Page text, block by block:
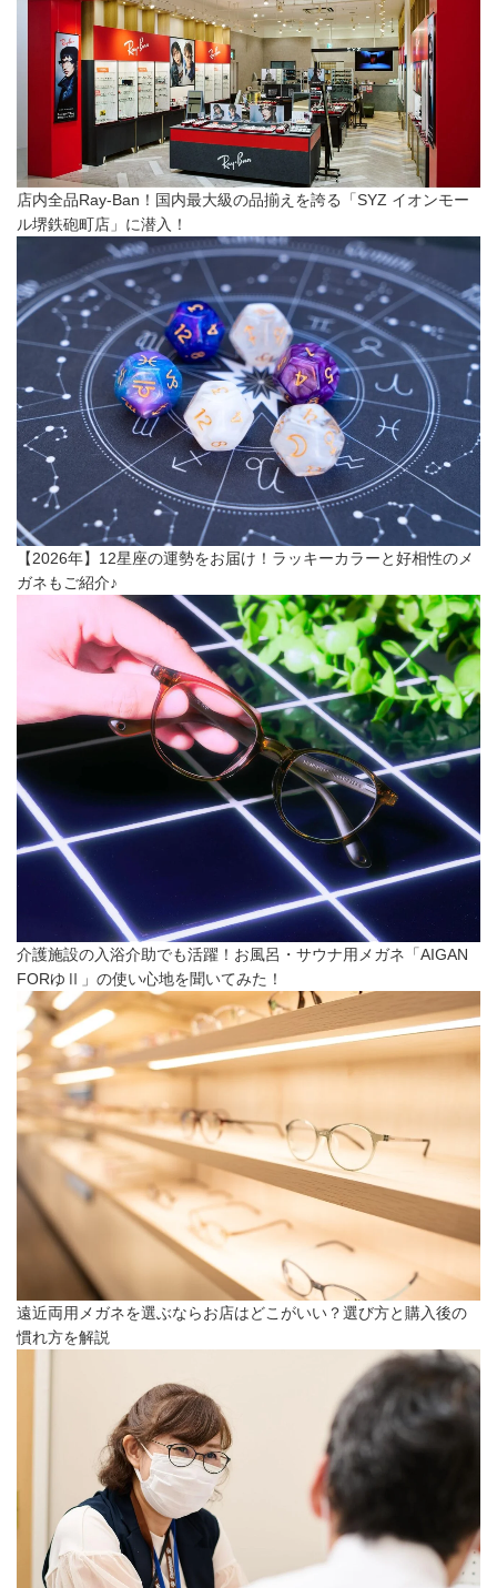
店内全品Ray-Ban！国内最大級の品揃えを誇る「SYZ イオンモー
ル堺鉄砲町店」に潜入！
【2026年】12星座の運勢をお届け！ラッキーカラーと好相性のメ
ガネもご紹介♪
介護施設の入浴介助でも活躍！お風呂・サウナ用メガネ「AIGAN
FORゆⅡ」の使い心地を聞いてみた！
遠近両用メガネを選ぶならお店はどこがいい？選び方と購入後の
慣れ方を解説